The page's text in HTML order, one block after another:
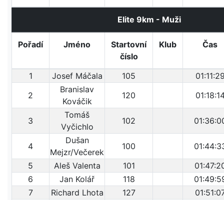
Elite 9km - Muži
Pořadí Jméno
Startovní
číslo
Klub Čas
1 Josef Máčala 105
2
Branislav
Kováčik
120
3
Tomáš
Vyčichlo
102
4
Dušan
Mejzr/Večerek
100
5
Aleš Valenta 101
6
Jan Kolář 118
7
Richard Lhota 127